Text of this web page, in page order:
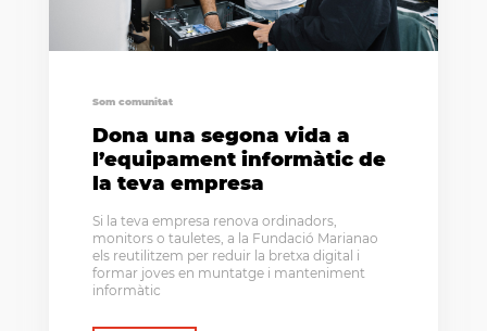
Som comunitat
Dona una segona vida a
l’equipament informàtic de
la teva empresa
Si la teva empresa renova ordinadors,
monitors o tauletes, a la Fundació Marianao
els reutilitzem per reduir la bretxa digital i
formar joves en muntatge i manteniment
informàtic